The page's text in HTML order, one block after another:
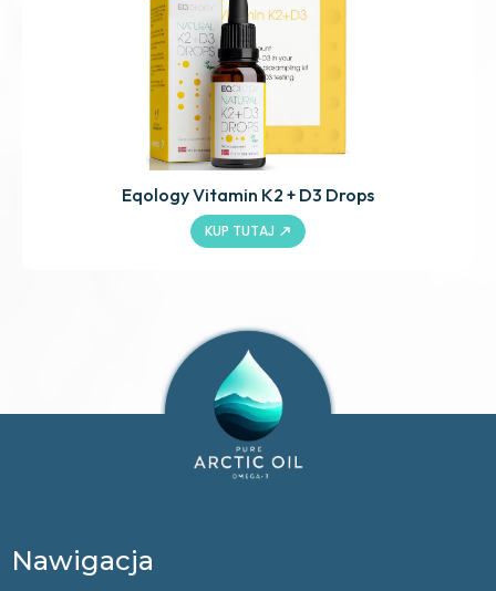
Eqology Vitamin K2 + D3 Drops
KUP TUTAJ
Nawigacja